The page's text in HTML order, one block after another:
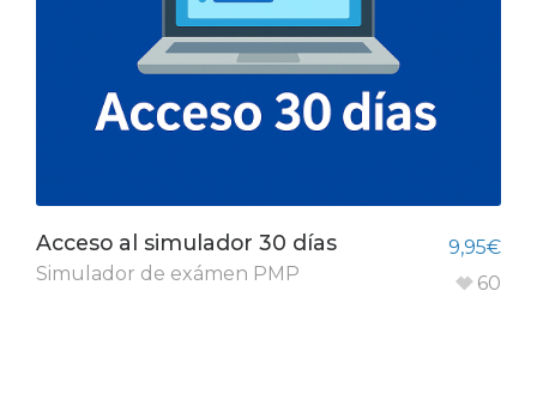
Acceso al simulador 30 días
Simulador de exámen PMP
9,95€
60